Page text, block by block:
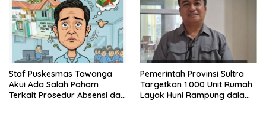
Staf Puskesmas Tawanga
Akui Ada Salah Paham
Terkait Prosedur Absensi dan
Pemerintah Provinsi Sultra
Targetkan 1.000 Unit Rumah
Layak Huni Rampung dalam